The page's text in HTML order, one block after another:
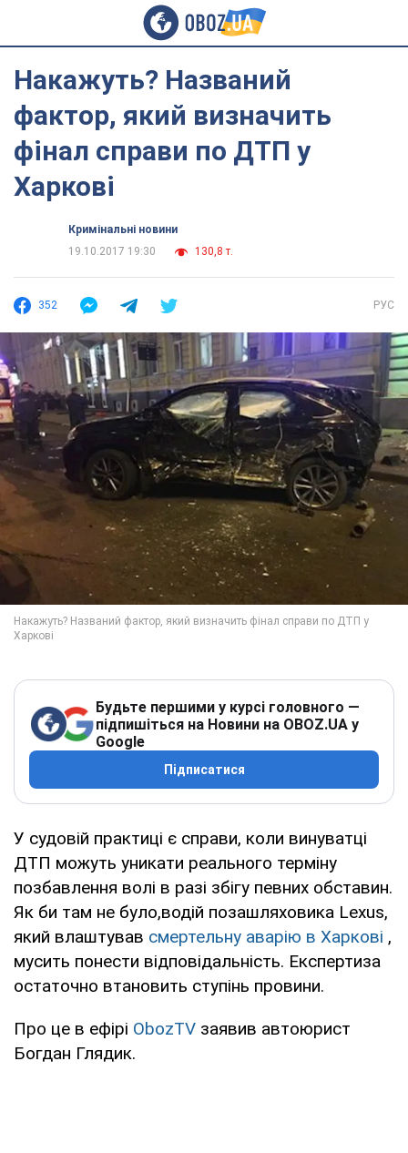
Накажуть? Названий
фактор, який визначить
фінал справи по ДТП у
Харкові
Кримінальні новини
19.10.2017 19:30
130,8 т.
352 РУС
Будьте першими у курсі головного —
підпишіться на Новини на OBOZ.UA у
Google
Підписатися
У судовій практиці є справи, коли винуватці
ДТП можуть уникати реального терміну
позбавлення волі в разі збігу певних обставин.
Як би там не було,водій позашляховика Lexus,
який влаштував смертельну аварію в Харкові ,
мусить понести відповідальність. Експертиза
остаточно втановить ступінь провини.
Про це в ефірі ObozTV заявив автоюрист
Богдан Глядик.